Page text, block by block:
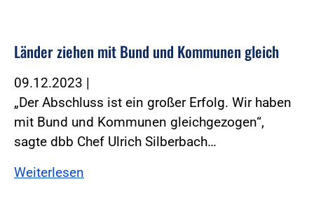
Länder ziehen mit Bund und Kommunen gleich
09.12.2023 |
„Der Abschluss ist ein großer Erfolg. Wir haben
mit Bund und Kommunen gleichgezogen“,
sagte dbb Chef Ulrich Silberbach…
Weiterlesen